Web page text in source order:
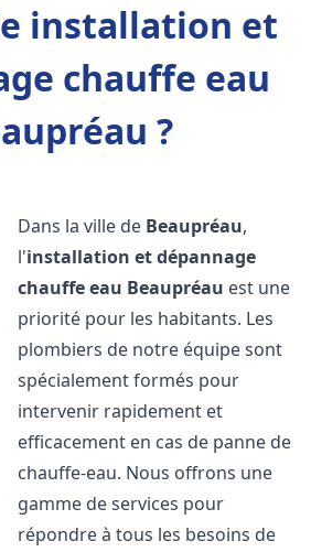
installation et
chauffe eau
?
Dans la ville de Beaupréau,
l'installation et dépannage
chauffe eau Beaupréau est une
priorité pour les habitants. Les
plombiers de notre équipe sont
spécialement formés pour
intervenir rapidement et
efficacement en cas de panne de
chauffe-eau. Nous offrons une
gamme de services pour
répondre à tous les besoins de